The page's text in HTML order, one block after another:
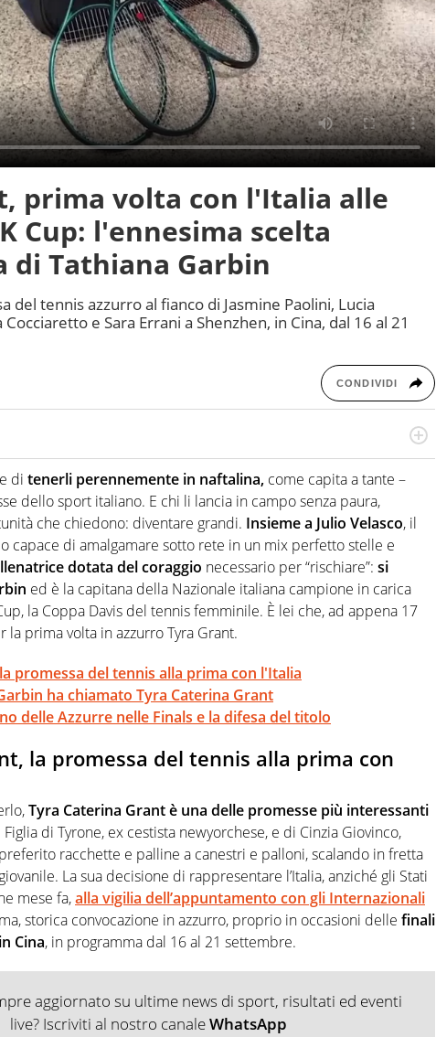
prima volta con l'Italia alle
Cup: l'ennesima scelta
di Tathiana Garbin
del tennis azzurro al fianco di Jasmine Paolini, Lucia
e Sara Errani a Shenzhen, in Cina, dal 16 al 21
CONDIVIDI
di traslare il glossario del calcio in una nicchia di esperti, lui ne
si perde una svista arbitrale né gli umori social del mondo delle
di tenerli perennemente in naftalina, come capita a tante –
dello sport italiano. E chi li lancia in campo senza paura,
che chiedono: diventare grandi. Insieme a Julio Velasco, il
capace di amalgamare sotto rete in un mix perfetto stelle e
dotata del coraggio necessario per “rischiare”: si
ed è la capitana della Nazionale italiana campione in carica
la Coppa Davis del tennis femminile. È lei che, ad appena 17
la prima volta in azzurro Tyra Grant.
promessa del tennis alla prima con l'Italia
ha chiamato Tyra Caterina Grant
delle Azzurre nelle Finals e la difesa del titolo
la promessa del tennis alla prima con
Tyra Caterina Grant è una delle promesse più interessanti
Figlia di Tyrone, ex cestista newyorchese, e di Cinzia Giovinco,
racchette e palline a canestri e palloni, scalando in fretta
La sua decisione di rappresentare l’Italia, anziché gli Stati
mese fa,alla vigilia dell’appuntamento con gli Internazionali
storica convocazione in azzurro, proprio in occasioni delle finali
Cina, in programma dal 16 al 21 settembre.
aggiornato su ultime news di sport, risultati ed eventi
live? Iscriviti al nostro canaleWhatsApp